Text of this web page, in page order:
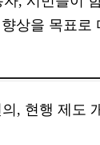
상을 목표
, 현행 제도